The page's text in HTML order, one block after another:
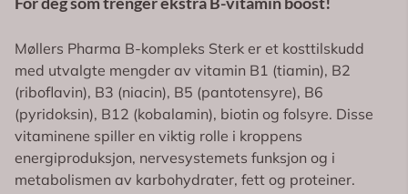
Møllers Pharma B-kompleks Sterk er et kosttilskudd
med utvalgte mengder av vitamin B1 (tiamin), B2
(riboflavin), B3 (niacin), B5 (pantotensyre), B6
(pyridoksin), B12 (kobalamin), biotin og folsyre. Disse
vitaminene spiller en viktig rolle i kroppens
energiproduksjon, nervesystemets funksjon og i
metabolismen av karbohydrater, fett og proteiner.